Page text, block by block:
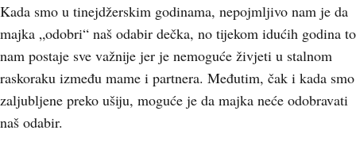
Kada smo u tinejdžerskim godinama, nepojmljivo nam je da
majka „odobri“ naš odabir dečka, no tijekom idućih godina to
nam postaje sve važnije jer je nemoguće živjeti u stalnom
raskoraku između mame i partnera. Međutim, čak i kada smo
zaljubljene preko ušiju, moguće je da majka neće odobravati
naš odabir.